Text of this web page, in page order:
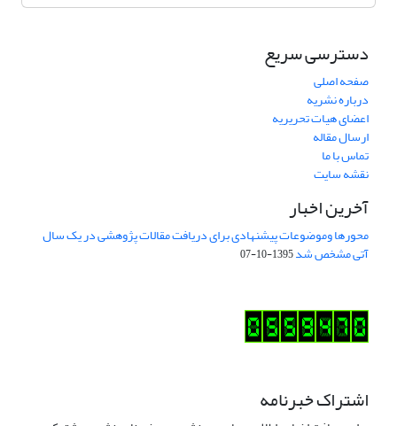
دسترسی سریع
صفحه اصلی
درباره نشریه
اعضای هیات تحریریه
ارسال مقاله
تماس با ما
نقشه سایت
آخرین اخبار
محورها وموضوعات پیشنهادی برای دریافت مقالات پژوهشی در یک سال
آتی مشخص شد1395-10-07
اشتراک خبرنامه